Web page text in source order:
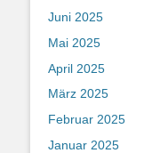
Juni 2025
Mai 2025
April 2025
März 2025
Februar 2025
Januar 2025